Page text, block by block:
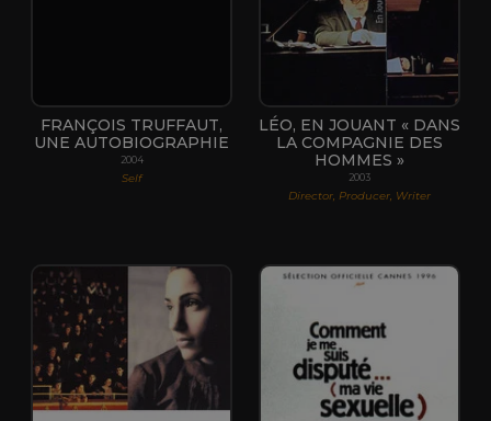
FRANÇOIS TRUFFAUT,
UNE AUTOBIOGRAPHIE
2004
Self
LÉO, EN JOUANT « DANS
LA COMPAGNIE DES
HOMMES »
2003
Director, Producer, Writer